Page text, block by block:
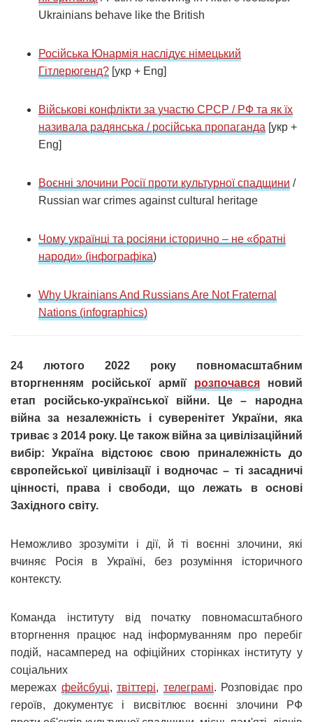
Ukrainians behave like the British
Російська Юнармія наслідує німецький
Гітлерюгенд? [укр + Eng]
Військові конфлікти за участю СРСР / РФ та як їх
називала радянська / російська пропаганда [укр +
Eng]
Воєнні злочини Росії проти культурної спадщини /
Russian war crimes against cultural heritage
Чому українці та росіяни історично – не «братні
народи» (інфографіка)
Why Ukrainians And Russians Are Not Fraternal
Nations (infographics)
24 лютого 2022 року повномасштабним
вторгненням російської армії розпочався новий
етап російсько-української війни. Це – народна
війна за незалежність і суверенітет України, яка
триває з 2014 року. Це також війна за цивілізаційний
вибір: Україна відстоює свою приналежність до
європейської цивілізації і водночас – ті засадничі
цінності, права і свободи, що лежать в основі
Західного світу.
Неможливо зрозуміти і дії, й ті воєнні злочини, які
вчиняє Росія в Україні, без розуміння історичного
контексту.
Команда інституту від початку повномасштабного
вторгнення працює над інформуванням про перебіг
подій, насамперед на офіційних сторінках інституту у
соціальних
мережах фейсбуці,твіттері, телеграмі. Розповідає про
героїв, документує і висвітлює воєнні злочини РФ